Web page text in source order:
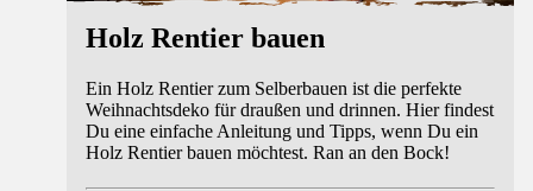
Holz Rentier bauen
Ein Holz Rentier zum Selberbauen ist die perfekte
Weihnachtsdeko für draußen und drinnen. Hier findest
Du eine einfache Anleitung und Tipps, wenn Du ein
Holz Rentier bauen möchtest. Ran an den Bock!